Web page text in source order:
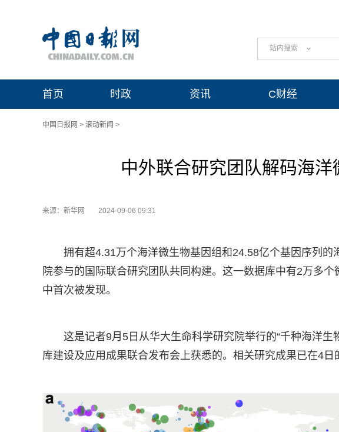
站内搜索
首页 时政 资讯 C财经
中国日报网 > 滚动新闻 >
中外联合研究团队解码海洋
来源：新华网 2024-09-06 09:31
拥有超4.31万个海洋微生物基因组和24.58亿个基因序列
院参与的国际联合研究团队共同构建。这一数据库中有2万多
中首次被发现。
这是记者9月5日从华大生命科学研究院举行的“千种海洋生
库建设及应用成果联合发布会上获悉的。相关研究成果已在4日